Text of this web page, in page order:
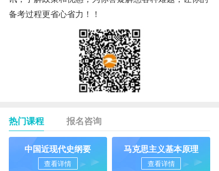
备考过程更省心省力！！
热门课程 报名咨询
中国近现代史纲要
查看详情
马克思主义基本原理
查看详情